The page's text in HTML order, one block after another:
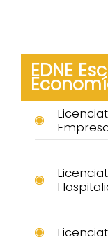
EDNE